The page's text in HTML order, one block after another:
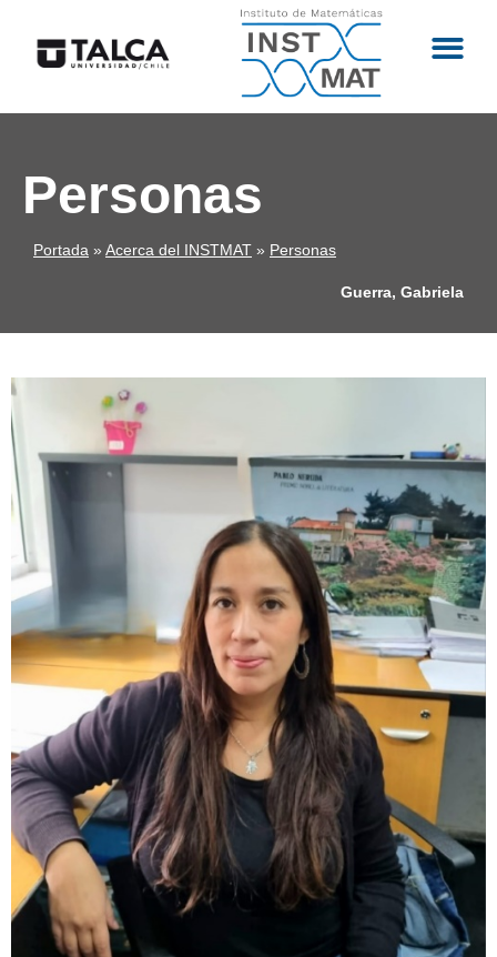
Personas
Portada » Acerca del INSTMAT » Personas
Guerra, Gabriela